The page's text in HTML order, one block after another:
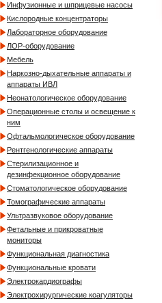
Инфузионные и шприцевые насосы
Кислородные концентраторы
Лабораторное оборудование
ЛОР-оборудование
Мебель
Наркозно-дыхательные аппараты и
аппараты ИВЛ
Неонатологическое оборудование
Операционные столы и освещение к
ним
Офтальмологическое оборудование
Рентгенологические аппараты
Стерилизационное и
дезинфекционное оборудование
Стоматологическое оборудование
Томографические аппараты
Ультразвуковое оборудование
Фетальные и прикроватные
мониторы
Функциональная диагностика
Функциональные кровати
Электрокардиографы
Электрохирургические коагуляторы